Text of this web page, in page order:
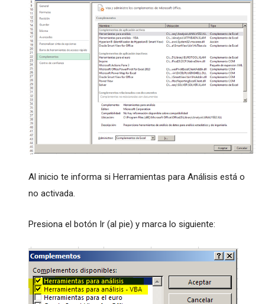
Al inicio te informa si Herramientas para Análisis está o
no activada.
Presiona el botón Ir (al pie) y marca lo siguiente: